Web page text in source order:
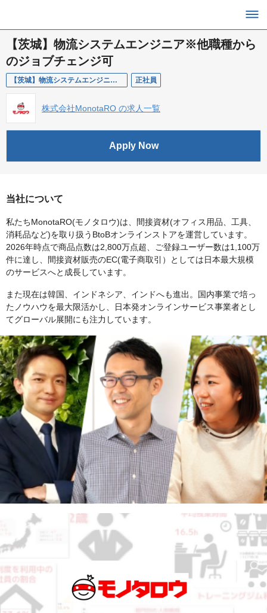
【茨城】物流システムエンジニア※他職種から
のジョブチェンジ可
【茨城】物流システムエンジニア※他職種からのジョブチェンジ可 正社員
株式会社MonotaRO の求人一覧
Apply Now
当社について
私たちMonotaRO(モノタロウ)は、間接資材(オフィス用品、工具、
消耗品など)を取り扱うBtoBオンラインストアを運営しています。
2026年時点で商品点数は2,800万点超、ご登録ユーザー数は1,100万
件に達し、間接資材販売のEC(電子商取引）としては日本最大規模
のサービスへと成長しています。
また現在は韓国、インドネシア、インドへも進出。国内事業で培っ
たノウハウを最大限活かし、日本発オンラインサービス事業者とし
てグローバル展開にも注力しています。